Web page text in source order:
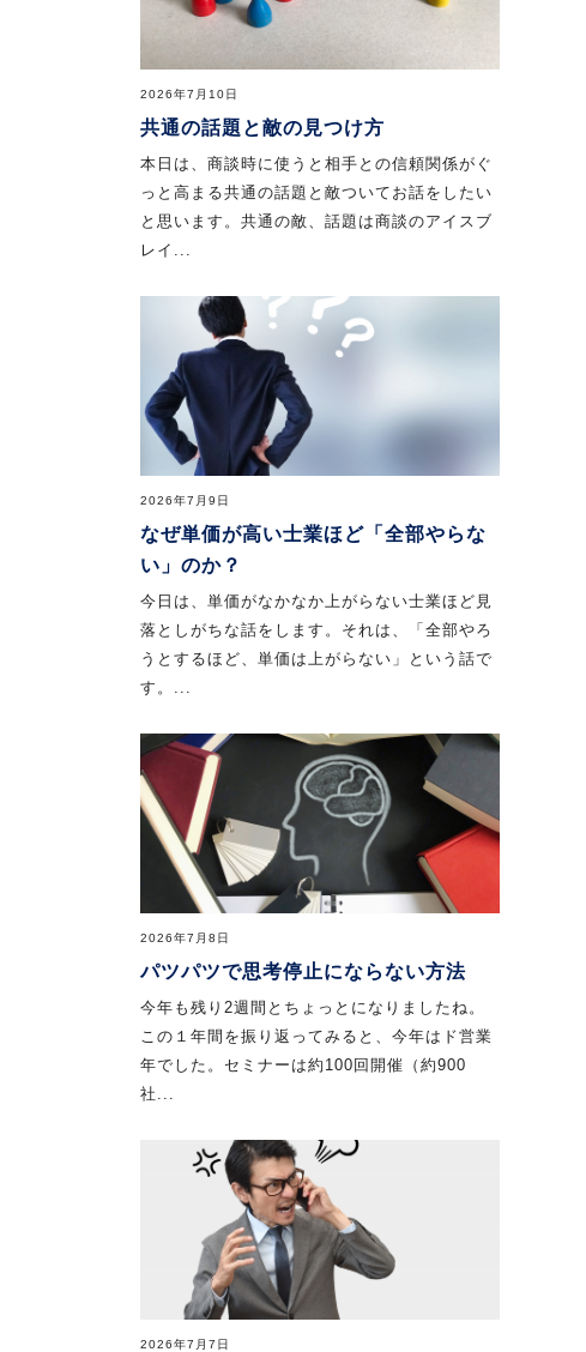
2026年7月10日
共通の話題と敵の見つけ方
本日は、商談時に使うと相手との信頼関係がぐ
っと高まる共通の話題と敵ついてお話をしたい
と思います。共通の敵、話題は商談のアイスブ
レイ...
2026年7月9日
なぜ単価が高い士業ほど「全部やらな
い」のか？
今日は、単価がなかなか上がらない士業ほど見
落としがちな話をします。それは、「全部やろ
うとするほど、単価は上がらない」という話で
す。...
2026年7月8日
パツパツで思考停止にならない方法
今年も残り2週間とちょっとになりましたね。
この１年間を振り返ってみると、今年はド営業
年でした。セミナーは約100回開催（約900
社...
2026年7月7日